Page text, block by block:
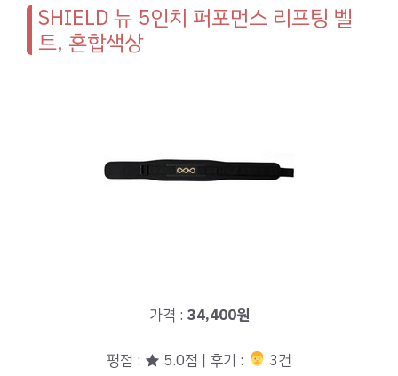
SHIELD 뉴 5인치 퍼포먼스 리프팅 벨
트, 혼합색상
가격 : 34,400원
평점 : ★ 5.0점 | 후기 : ‍‍ 3건